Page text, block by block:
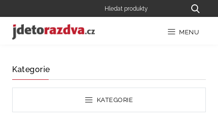
MENU
Kategorie
KATEGORIE